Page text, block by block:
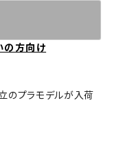
の方向け
のプラモデルが入荷